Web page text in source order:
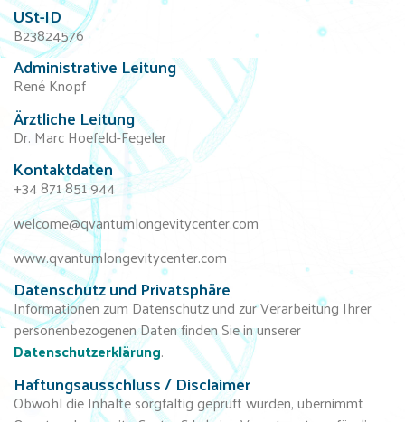
USt-ID
B23824576
Administrative Leitung​
René Knopf
Ärztliche Leitung​
Dr. Marc Hoefeld-Fegeler
Kontaktdaten
+34 871 851 944
welcome@qvantumlongevitycenter.com
www.qvantumlongevitycenter.com
Datenschutz und Privatsphäre
Informationen zum Datenschutz und zur Verarbeitung Ihrer
personenbezogenen Daten finden Sie in unserer
Datenschutzerklärung.
Haftungsausschluss / Disclaimer​
Obwohl die Inhalte sorgfältig geprüft wurden, übernimmt